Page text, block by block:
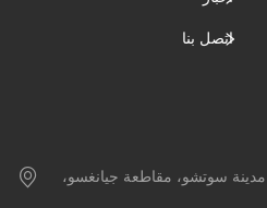
اتصل بنا
سوتشو، مقاطعة جيانغسو،